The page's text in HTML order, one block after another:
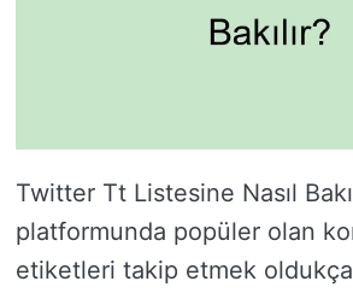
Twitter Tt Listesine Nasıl
platformunda popüler olan
etiketleri takip etmek